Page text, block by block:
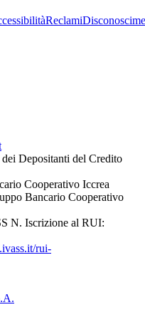
Reclami
Depositanti del Credito
Cooperativo Iccrea
Bancario Cooperativo
N. Iscrizione al RUI:
rui-